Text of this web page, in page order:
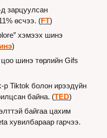
зарцуулсан
өсчээ. (FT)
хэмээх шинэ
)
шинэ төрлийн Gifs
р Tiktok болон ирээдүйн
байна. (TED)
байгаа цахим
хувилбараар гарчээ.